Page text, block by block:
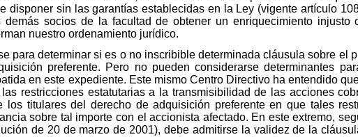
disponer sin las garantías establecidas en la Ley (vigente artículo
socios de la facultad de obtener un enriquecimiento injusto
nuestro ordenamiento jurídico.
para determinar si es o no inscribible determinada cláusula sobre el
preferente. Pero no pueden considerarse determinantes
en este expediente. Este mismo Centro Directivo ha entendido
restricciones estatutarias a la transmisibilidad de las acciones
titulares del derecho de adquisición preferente en que tales
sobre tal importe con el accionista afectado. En este extremo,
de 20 de marzo de 2001), debe admitirse la validez de la